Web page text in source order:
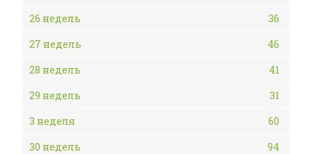
26 недель
36
27 недель
46
28 недель
41
29 недель
31
3 неделя
60
30 недель
94